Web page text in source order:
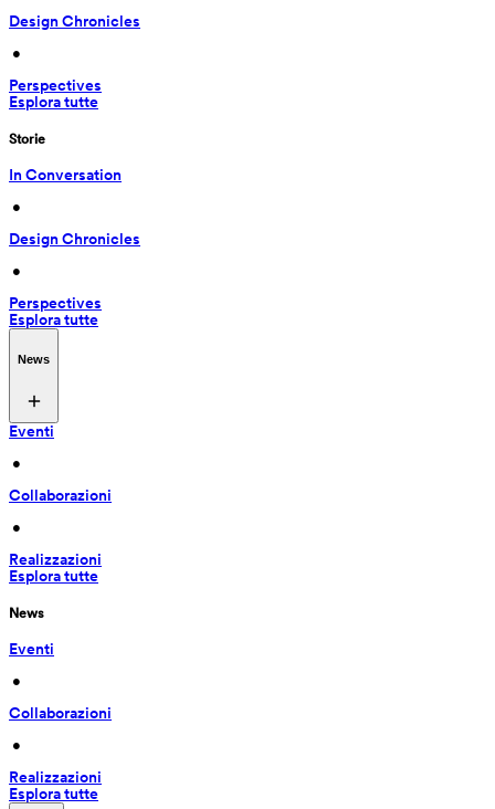
Design Chronicles
•
Perspectives
Esplora tutte
Storie
In Conversation
•
Design Chronicles
•
Perspectives
Esplora tutte
News
Eventi
•
Collaborazioni
•
Realizzazioni
Esplora tutte
News
Eventi
•
Collaborazioni
•
Realizzazioni
Esplora tutte